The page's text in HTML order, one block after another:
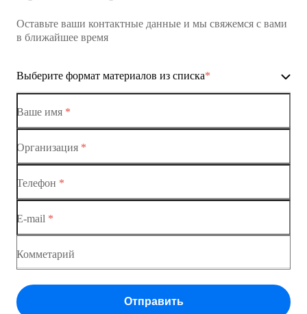
Коммутатор доступа MES1428
Коммутаторы доступа
Коммутатор доступа MES1428-03
Коммутатор доступа MES1428-04
Оставьте ваши контактные данные и мы свяжемся с вами
в ближайшее время
Выберите формат материалов из списка*
Ethernet-коммутаторы
Коммутатор доступа MES1428
Ваше имя *
Организация *
Телефон *
E-mail *
Комметарий
Отправить